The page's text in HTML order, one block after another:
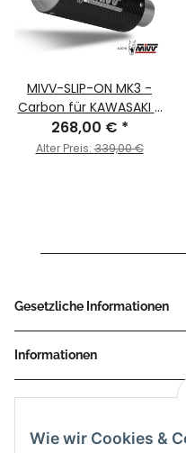
Wie wir Cookies &
MIVV-SLIP-ON MK3 -
Carbon für KAWASAKI -
Z125 BJ. 2019 > 2024 -
K.048.SM3C
268,00 € *
Alter Preis:339,00 €
Gesetzliche Informationen
Informationen